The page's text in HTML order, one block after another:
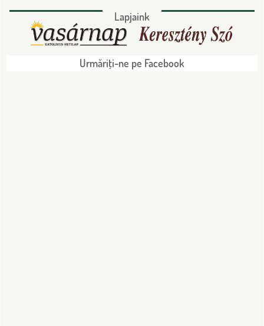
Lapjaink
Urmăriţi-ne pe Facebook